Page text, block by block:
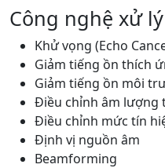
Công nghệ xử
Khử vọng (Echo
Giảm tiếng ồn thích
Giảm tiếng ồn môi
Điều chỉnh âm lượng
Điều chỉnh mức tín
Định vị nguồn âm
Beamforming